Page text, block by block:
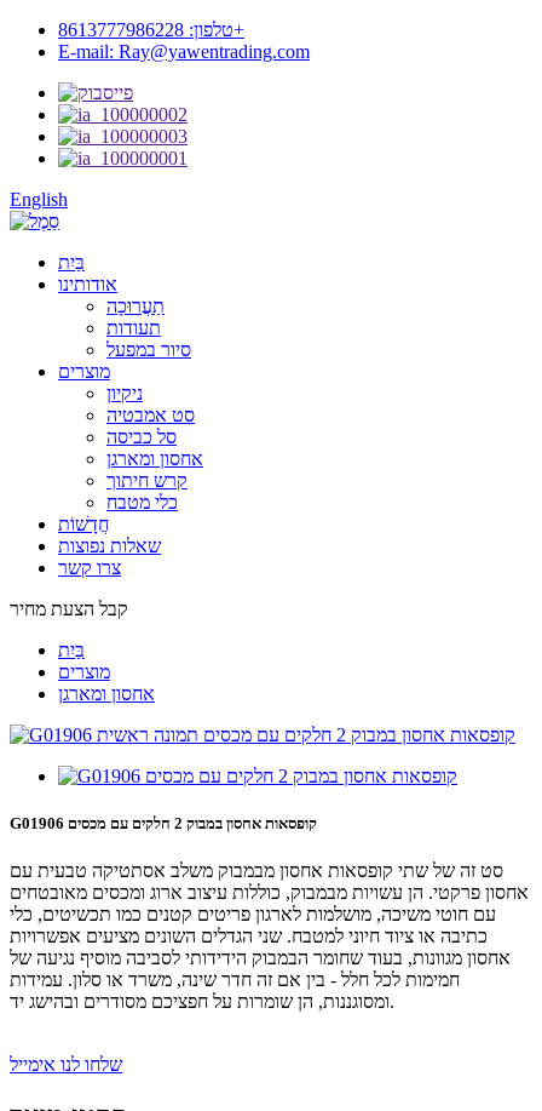
טלפון: 8613777986228+
E-mail: Ray@yawentrading.com
English
בַּיִת
אודותינו
תַעֲרוּכָה
תעודות
סיור במפעל
מוצרים
ניקיון
סט אמבטיה
סל כביסה
אחסון ומארגן
קרש חיתוך
כלי מטבח
חֲדָשׁוֹת
שאלות נפוצות
צרו קשר
קבל הצעת מחיר
בַּיִת
מוצרים
אחסון ומארגן
G01906 קופסאות אחסון במבוק 2 חלקים עם מכסים
סט זה של שתי קופסאות אחסון מבמבוק משלב אסתטיקה טבעית עם
אחסון פרקטי. הן עשויות מבמבוק, כוללות עיצוב ארוג ומכסים מאובטחים
עם חוטי משיכה, מושלמות לארגון פריטים קטנים כמו תכשיטים, כלי
כתיבה או ציוד חיוני למטבח. שני הגדלים השונים מציעים אפשרויות
אחסון מגוונות, בעוד שחומר הבמבוק הידידותי לסביבה מוסיף נגיעה של
חמימות לכל חלל - בין אם זה חדר שינה, משרד או סלון. עמידות
ומסוגננות, הן שומרות על חפציכם מסודרים ובהישג יד.
שלחו לנו אימייל